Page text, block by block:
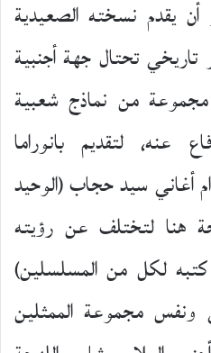
يقدم نسخته الصعيدية
تحتال جهة أجنبية
من نماذج شعبية
عنه، لتقديم بانوراما
أغاني سيد حجاب (الوحيد
هنا لتختلف عن رؤيته
كتبه لكل من المسلسلين)
مجموعة الممثلين